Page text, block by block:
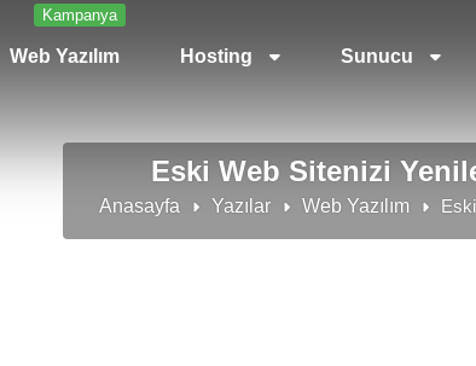
Kampanya
Web Yazılım Hosting Sunucu
Eski Web Sitenizi
Anasayfa Yazılar Web Yazılım